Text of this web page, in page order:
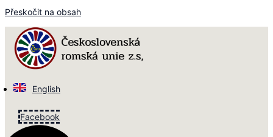
Přeskočit na obsah
English
Facebook